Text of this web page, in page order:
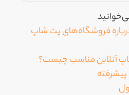
فروشگاه‌های پت شاپ
آنلاین مناسب چیست؟